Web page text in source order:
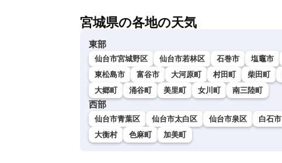
宮城県の各地の天気
東部
仙台市宮城野区 仙台市若林区 石巻市 塩竈市
東松島市
富谷市 大河原町 村田町 柴田町
大郷町
涌谷町 美里町 女川町 南三陸町
西部
仙台市青葉区 仙台市太白区 仙台市泉区 白石市
大衡村
色麻町 加美町